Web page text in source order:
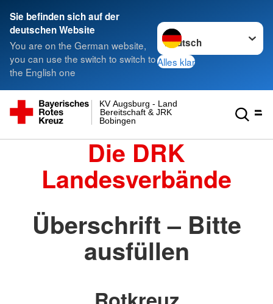
Sie befinden sich auf der
deutschen Website
You are on the German website,
you can use the switch to switch to
the English one
Sprache wechseln zu
Alles klar
Bobingen
Bereitschaft & JRK
KV Augsburg - Land
Die DRK
Landesverbände
Überschrift – Bitte
ausfüllen